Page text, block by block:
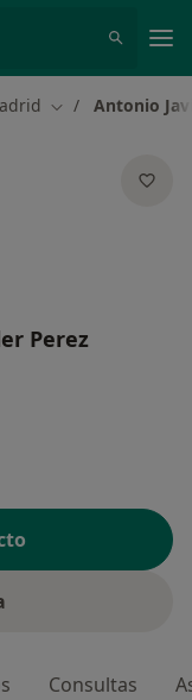
Cambiar de
Antonio
Perez
Consultas